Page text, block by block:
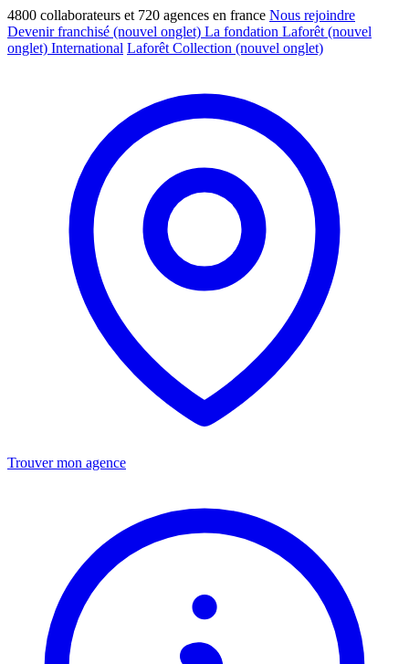
4800 collaborateurs et 720 agences en france Nous rejoindre
Devenir franchisé (nouvel onglet) La fondation Laforêt (nouvel
onglet) International Laforêt Collection (nouvel onglet)
Trouver mon agence